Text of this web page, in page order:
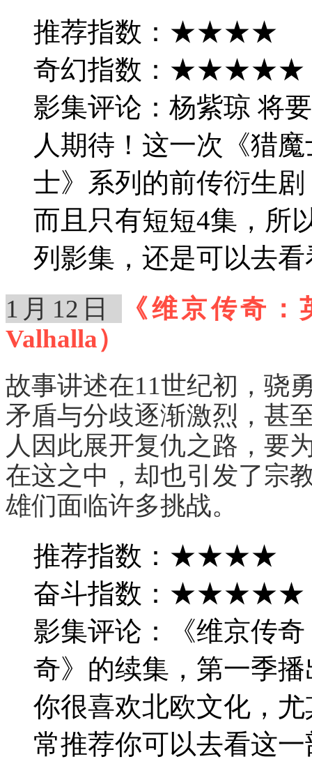
推荐指数：★★★★
奇幻指数：★★★★★
影集评论：杨紫琼 将
人期待！这一次《猎
士》系列的前传衍生
而且只有短短4集，所
列影集，还是可以去
1月12日
《维京传奇
Valhalla）
故事讲述在11世纪初，骁
矛盾与分歧逐渐激烈，甚
人因此展开复仇之路，要
在这之中，却也引发了宗
雄们面临许多挑战。
推荐指数：★★★★
奋斗指数：★★★★★
影集评论：《维京传
奇》的续集，第一季
你很喜欢北欧文化，
常推荐你可以去看这